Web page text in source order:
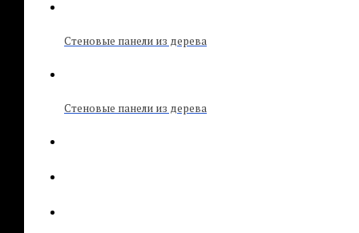
Стеновые панели из дерева
Стеновые панели из дерева